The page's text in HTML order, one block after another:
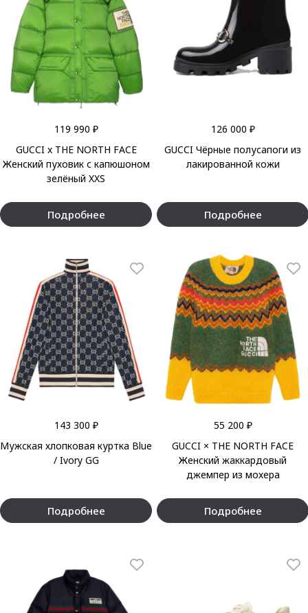
119 990 ₽
GUCCI x THE NORTH FACE
Женский пуховик с капюшоном
зелёный XXS
Подробнее
126 000 ₽
GUCCI Чёрные полусапоги из
лакированной кожи
Подробнее
143 300 ₽
Мужская хлопковая куртка Blue
/ Ivory GG
Подробнее
55 200 ₽
GUCCI × THE NORTH FACE
Женский жаккардовый
джемпер из мохера
Подробнее